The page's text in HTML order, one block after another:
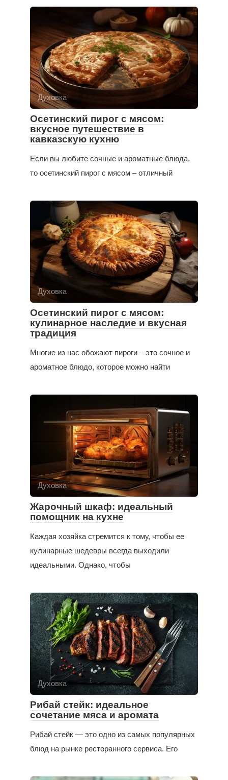
Духовка
Осетинский пирог с мясом:
вкусное путешествие в
кавказскую кухню
Если вы любите сочные и ароматные блюда,
то осетинский пирог с мясом – отличный
Духовка
Осетинский пирог с мясом:
кулинарное наследие и вкусная
традиция
Многие из нас обожают пироги – это сочное и
ароматное блюдо, которое можно найти
Духовка
Жарочный шкаф: идеальный
помощник на кухне
Каждая хозяйка стремится к тому, чтобы ее
кулинарные шедевры всегда выходили
идеальными. Однако, чтобы
Духовка
Рибай стейк: идеальное
сочетание мяса и аромата
Рибай стейк — это одно из самых популярных
блюд на рынке ресторанного сервиса. Его